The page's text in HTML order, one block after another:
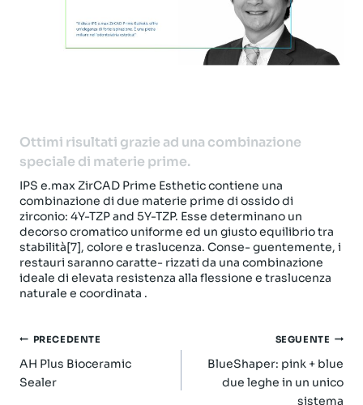
Ottimi risultati grazie ad una combinazione
speciale di materie prime.
IPS e.max ZirCAD Prime Esthetic contiene una
combinazione di due materie prime di ossido di
zirconio: 4Y-TZP and 5Y-TZP. Esse determinano un
decorso cromatico uniforme ed un giusto equilibrio tra
stabilità[7], colore e traslucenza. Conse- guentemente, i
restauri saranno caratte- rizzati da una combinazione
ideale di elevata resistenza alla flessione e traslucenza
naturale e coordinata .
Navigazione
articoli
PRECEDENTE
AH Plus Bioceramic
Sealer
SEGUENTE
BlueShaper: pink + blue
due leghe in un unico
sistema